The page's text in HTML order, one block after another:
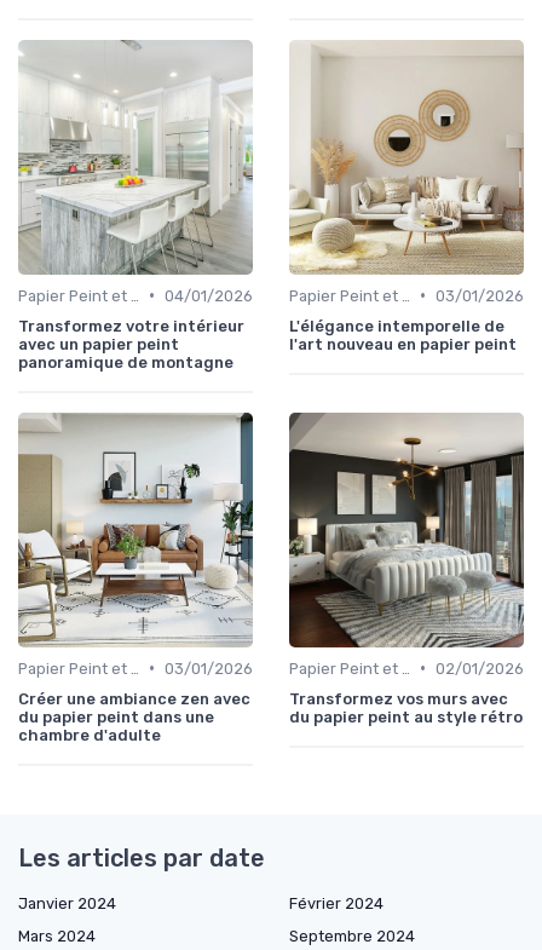
• 04/01/2026
Transformez votre intérieur
avec un papier peint
panoramique de montagne
• 03/01/2026
L'élégance intemporelle de
l'art nouveau en papier peint
• 03/01/2026
Créer une ambiance zen avec
du papier peint dans une
chambre d'adulte
• 02/01/2026
Transformez vos murs avec
du papier peint au style rétro
Les articles par date
Janvier 2024
Février 2024
Mars 2024
Septembre 2024